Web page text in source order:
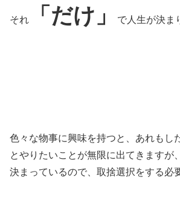
それ 「だけ」 で人生が決ま
色々な物事に興味を持つと、あれもし
とやりたいことが無限に出てきますが
決まっているので、取捨選択をする必